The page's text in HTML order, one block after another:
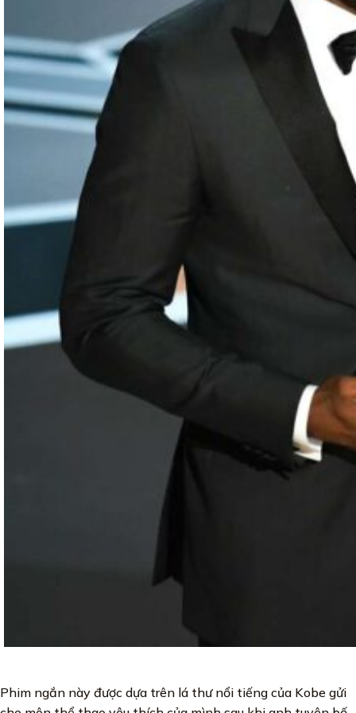
Phim ngắn này được dựa trên lá thư nổi tiếng của Kobe gửi